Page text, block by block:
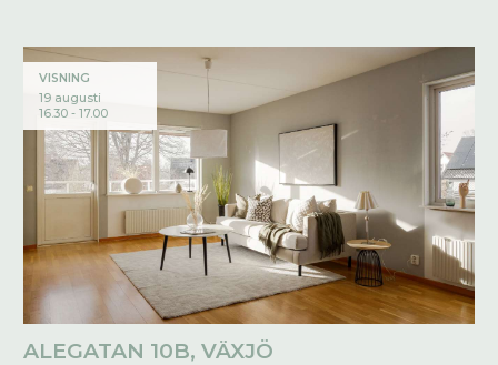
VISNING
19 augusti
16.30 - 17.00
ALEGATAN 10B, VÄXJÖ